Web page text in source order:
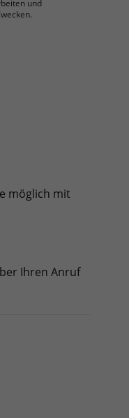
und
möglich mit
Ihren Anruf